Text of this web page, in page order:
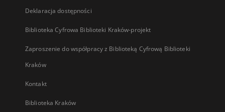
Deklaracja dostępności
Biblioteka Cyfrowa Biblioteki Kraków-projekt
Zaproszenie do współpracy z Biblioteką Cyfrową Biblioteki
Kraków
Kontakt
Biblioteka Kraków